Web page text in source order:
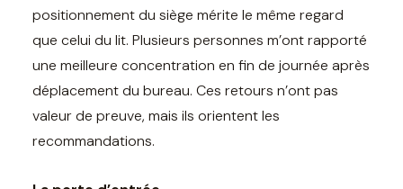
positionnement du siège mérite le même regard
que celui du lit. Plusieurs personnes m’ont rapporté
une meilleure concentration en fin de journée après
déplacement du bureau. Ces retours n’ont pas
valeur de preuve, mais ils orientent les
recommandations.